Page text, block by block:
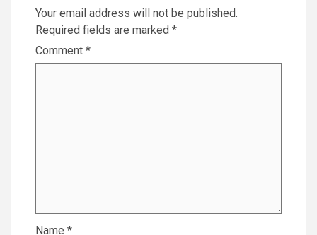
Your email address will not be published.
Required fields are marked *
Comment *
Name *